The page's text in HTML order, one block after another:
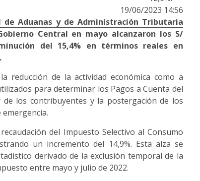
19/06/2023 14:56
de Aduanas y de Administración Tributaria
Central en mayo alcanzaron los S/
del 15,4% en términos reales en
reducción de la actividad económica como a
para determinar los Pagos a Cuenta del
los contribuyentes y la postergación de los
del Impuesto Selectivo al Consumo
un incremento del 14,9%. Esta alza se
derivado de la exclusión temporal de la
entre mayo y julio de 2022.